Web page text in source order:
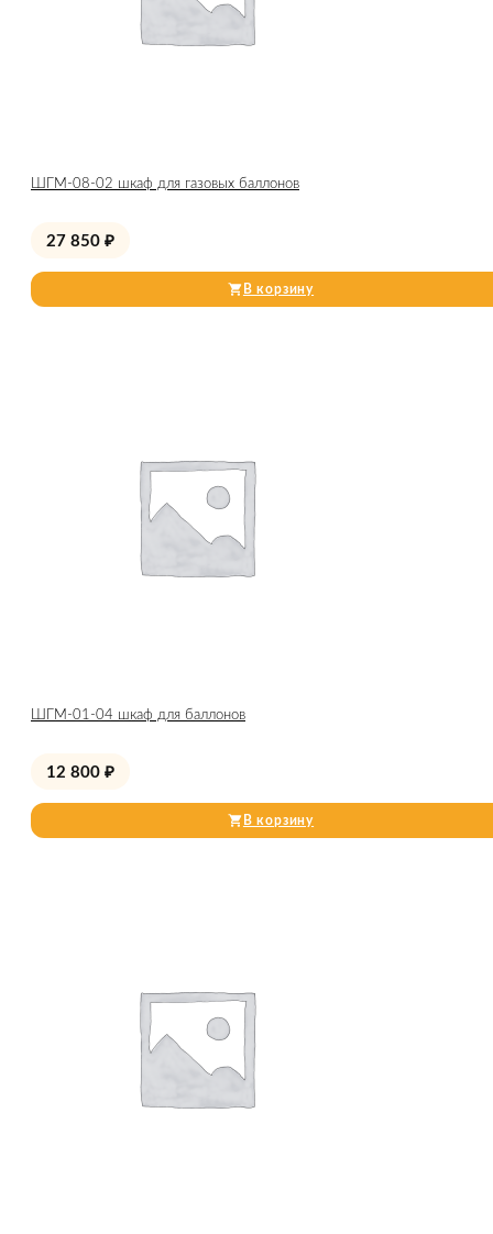
ШГМ-08-02 шкаф для газовых баллонов
27 850 ₽
В корзину
ШГМ-01-04 шкаф для баллонов
12 800 ₽
В корзину